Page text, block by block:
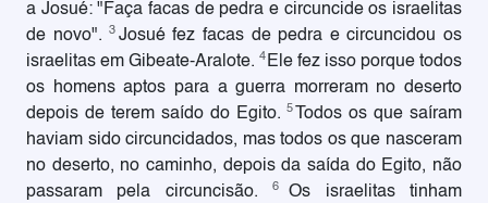
a Josué: "Faça facas de pedra e circuncide os israelitas
de novo".3 Josué fez facas de pedra e circuncidou os
israelitas em Gibeate-Aralote.4 Ele fez isso porque todos
os homens aptos para a guerra morreram no deserto
depois de terem saído do Egito.5
Todos os que saíram
haviam sido circuncidados, mas todos os que nasceram
no deserto, no caminho, depois da saída do Egito, não
passaram pela circuncisão.
6
Os israelitas tinham